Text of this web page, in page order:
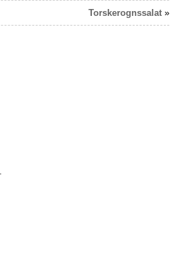
Torskerognssalat»